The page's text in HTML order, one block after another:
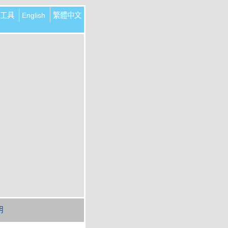
工具 English 繁體中文